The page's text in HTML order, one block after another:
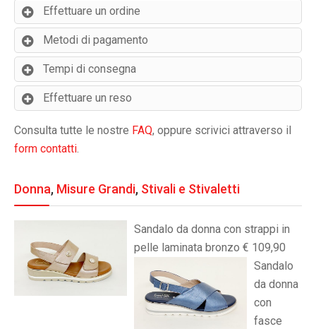
Effettuare un ordine
Metodi di pagamento
Tempi di consegna
Effettuare un reso
Consulta tutte le nostre FAQ, oppure scrivici attraverso il
form contatti.
Donna, Misure Grandi, Stivali e Stivaletti
Sandalo da donna con strappi in
pelle laminata bronzo € 109,90
Sandalo
da donna
con
fasce